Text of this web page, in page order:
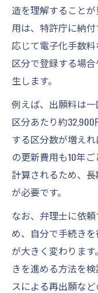
造を理解すること
用は、特許庁に納
応じて電子化手数
区分で登録する場
生します。
例えば、出願料は
区分あたり約
する区分数が増え
の更新費用も10年
計算されるため、
が必要です。
なお、弁理士に依
め、自分で手続き
が大きく変わりま
きを進める方法を
スによる再出願な